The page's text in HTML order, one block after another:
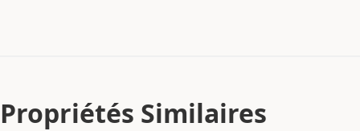
Propriétés Similaires